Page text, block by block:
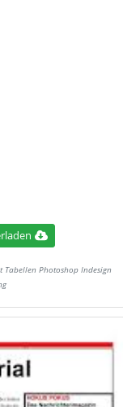
Tabellen Photoshop Indesign